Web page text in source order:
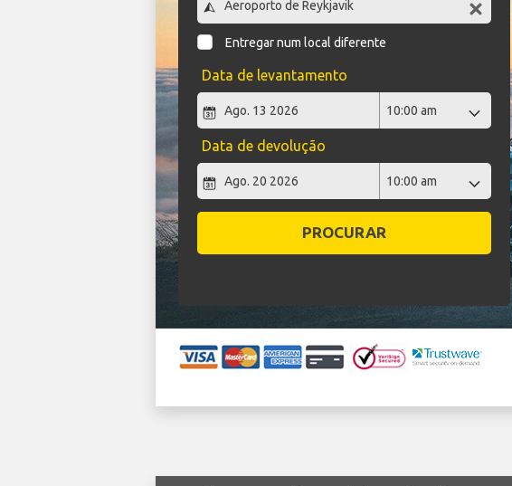
Entregar num local diferente
Data de levantamento
Data de devolução
PROCURAR